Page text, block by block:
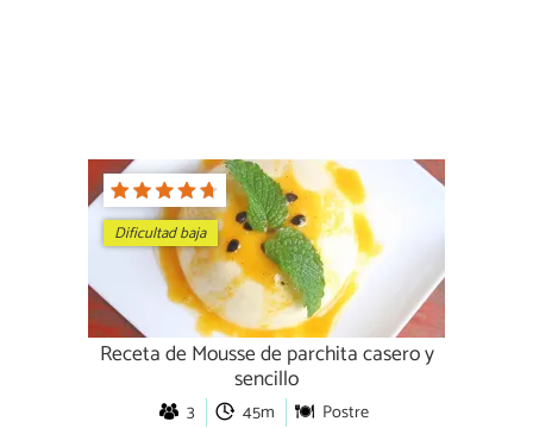
Dificultad baja
Receta de Mousse de parchita casero y
sencillo
3 45m Postre